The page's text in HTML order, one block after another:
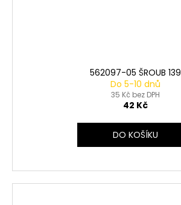
562097-05 ŠROUB 139
Do 5-10 dnů
35 Kč bez DPH
42 Kč
DO KOŠÍKU